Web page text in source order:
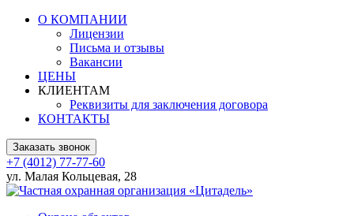
О КОМПАНИИ
Лицензии
Письма и отзывы
Вакансии
ЦЕНЫ
КЛИЕНТАМ
Реквизиты для заключения договора
КОНТАКТЫ
Заказать звонок
+7 (4012) 77-77-60
ул. Малая Кольцевая, 28